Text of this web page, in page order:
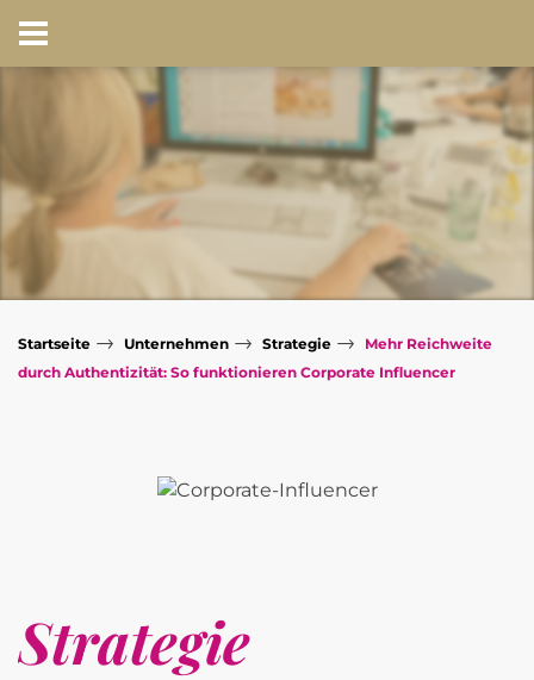
Startseite → Unternehmen → Strategie →
Mehr Reichweite
durch Authentizität: So funktionieren Corporate Influencer
Strategie